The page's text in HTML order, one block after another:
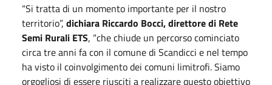
“Si tratta di un momento importante per il nostro
territorio”, dichiara Riccardo Bocci, direttore di Rete
Semi Rurali ETS, “che chiude un percorso cominciato
circa tre anni fa con il comune di Scandicci e nel tempo
ha visto il coinvolgimento dei comuni limitrofi. Siamo
orgogliosi di essere riusciti a realizzare questo obiettivo